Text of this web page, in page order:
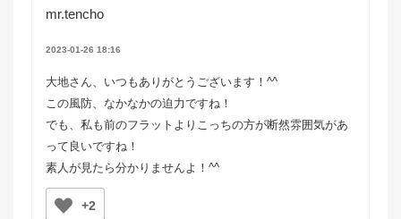
mr.tencho
2023-01-26 18:16
大地さん、いつもありがとうございます！^^
この風防、なかなかの迫力ですね！
でも、私も前のフラットよりこっちの方が断然雰囲気があ
って良いですね！
素人が見たら分かりませんよ！^^
+2